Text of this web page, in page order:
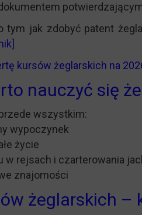
tym jak zdobyć patent
kursów żeglarskich na
nauczyć się
wszystkim:
wypoczynek
życie
w rejsach i czarterowania
znajomości
żeglarskich –